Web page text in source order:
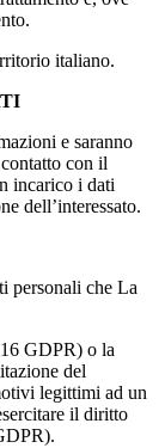
italiano.
e saranno
con il
incarico i dati
dell’interessato.
personali che La
GDPR) o la
del
legittimi ad un
il diritto